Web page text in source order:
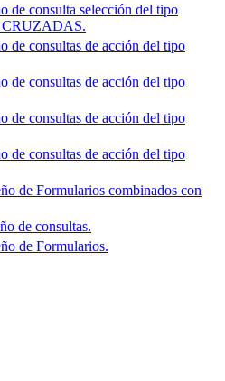
de consulta selección del tipo
de consultas de acción del tipo
de consultas de acción del tipo
de consultas de acción del tipo
de consultas de acción del tipo
de Formularios combinados con
de consultas.
de Formularios.